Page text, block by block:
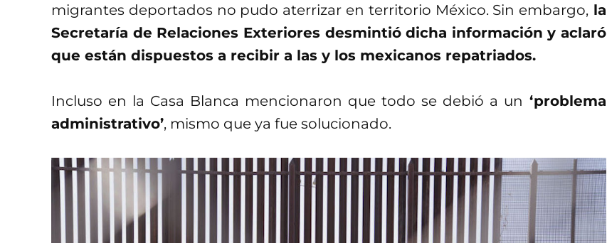
migrantes deportados no pudo aterrizar en territorio México. Sin embargo, la
Secretaría de Relaciones Exteriores desmintió dicha información y aclaró
que están dispuestos a recibir a las y los mexicanos repatriados.
Incluso en la Casa Blanca mencionaron que todo se debió a un ‘problema
administrativo’, mismo que ya fue solucionado.